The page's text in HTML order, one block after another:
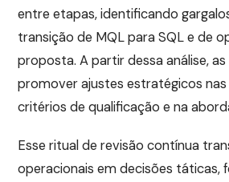
entre etapas, identificando
transição de MQL para SQL e de
proposta. A partir dessa análise,
promover ajustes estratégicos nas
critérios de qualificação e na
Esse ritual de revisão contínua
operacionais em decisões táticas,